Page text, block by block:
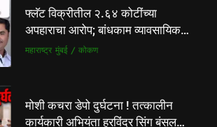
शिळगावच्या पोलीस पाटलांचे निधन;
समाजसेवेचा आधारवड हरपला!
महाराष्ट्र मुंबई / कोकण
ठाणे-पालघर जिल्हा बँक कर्मचाऱ्यांना
दिवाळी गिफ्ट; २०% बोनसला संचालक
मोशी कचरा डेपो दुर्घटना ! तत्कालीन
कार्यकारी अभियंता हरविंदर सिंग बंसल
शिळगावच्या पोलीस पाटलांचे निधन;